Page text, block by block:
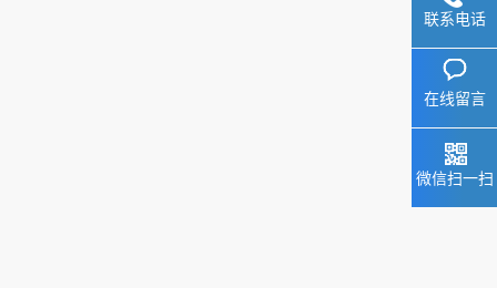
联系电话
在线留言
微信扫一扫